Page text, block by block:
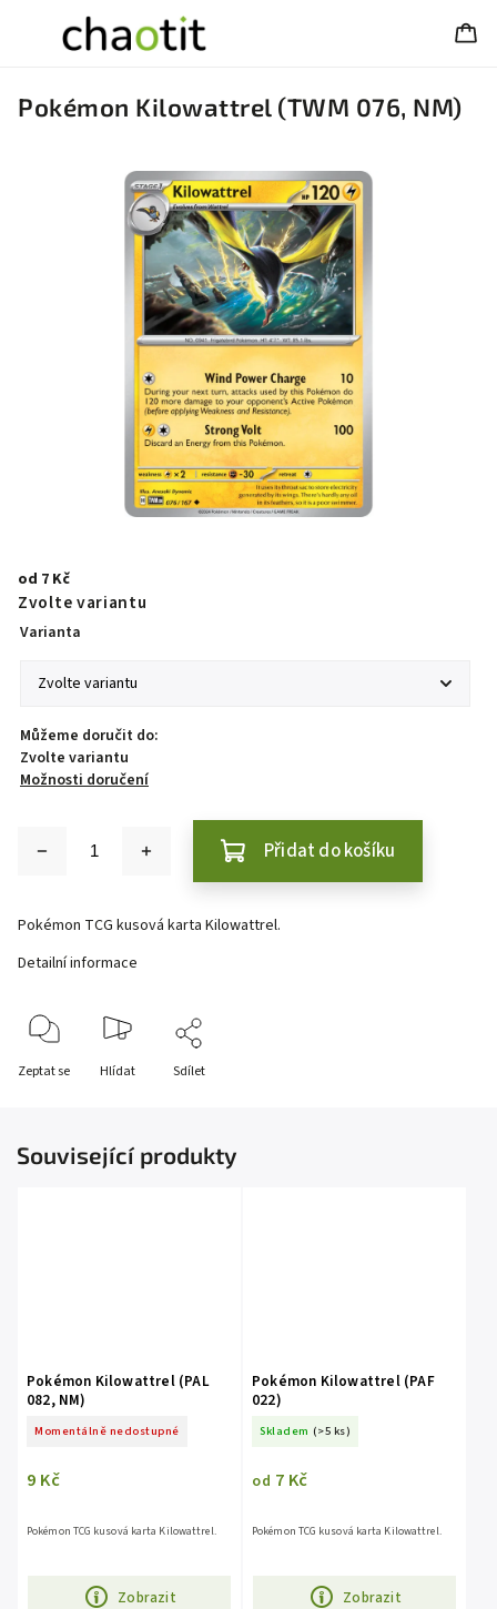
Pokémon Kilowattrel (TWM 076, NM)
od 7 Kč
Zvolte variantu
Varianta
Můžeme doručit do:
Zvolte variantu
Možnosti doručení
Přidat do košíku
Pokémon TCG kusová karta Kilowattrel.
Detailní informace
Zeptat se Hlídat Sdílet
Související produkty
Pokémon Kilowattrel (PAL
082, NM)
Momentálně nedostupné
9 Kč
Zobrazit
Pokémon TCG kusová karta Kilowattrel.
Pokémon Kilowattrel (PAF
022)
Skladem (>5 ks)
od 7 Kč
Zobrazit
Pokémon TCG kusová karta Kilowattrel.